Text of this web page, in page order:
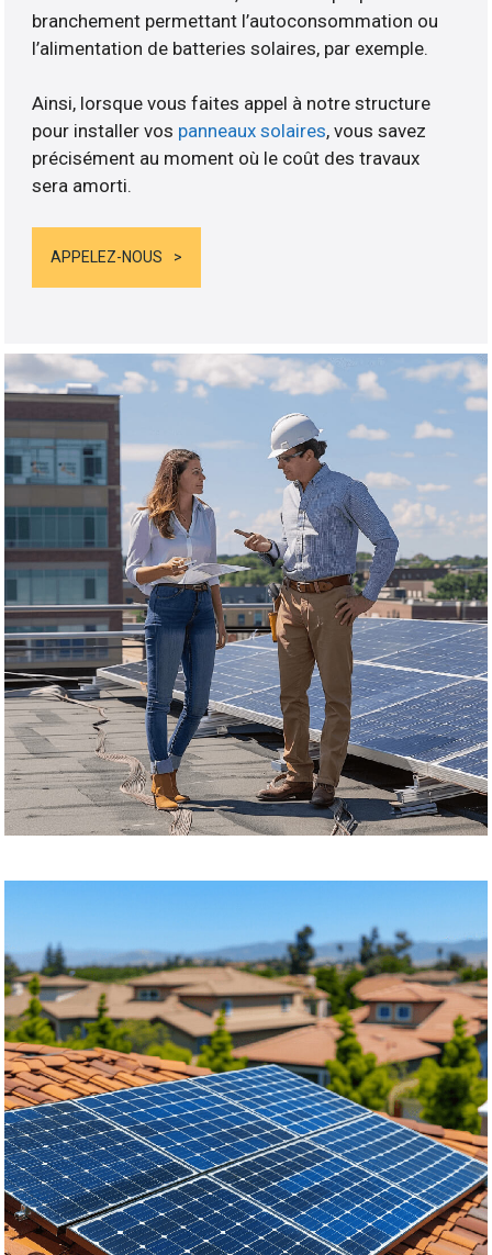
branchement permettant l’autoconsommation ou
l’alimentation de batteries solaires, par exemple.
Ainsi, lorsque vous faites appel à notre structure
pour installer vos panneaux solaires, vous savez
précisément au moment où le coût des travaux
sera amorti.
APPELEZ-NOUS